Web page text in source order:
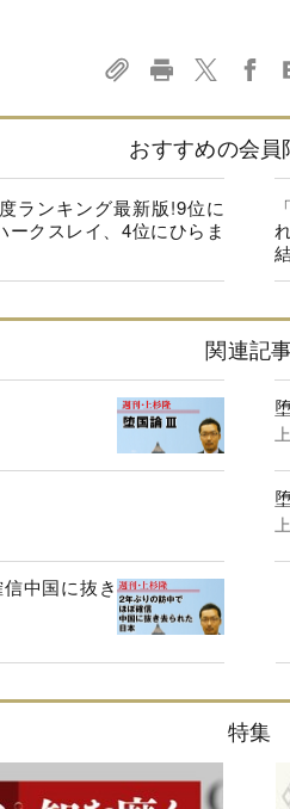
おすすめの会員
ランキング最新版!9位に
ークスレイ、4位にひらま
関連記
中国に抜き
特集